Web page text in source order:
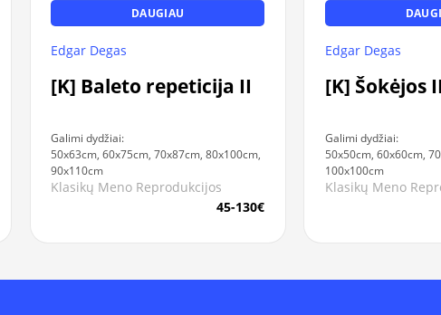
DAUGIAU
Edgar Degas
[K] Baleto repeticija II
Galimi dydžiai:
50x63cm, 60x75cm, 70x87cm, 80x100cm,
90x110cm
Klasikų Meno Reprodukcijos
45-130€
Edgar Degas
[K] Šokėjos
Galimi dydžiai:
50x50cm, 60x60cm,
100x100cm
Klasikų Meno